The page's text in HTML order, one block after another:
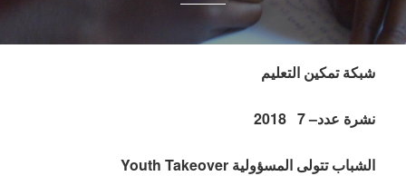
شبكة تمكين التعليم
نشرة عدد– 7
2018
الشباب تتولى المسؤوليةYouth Takeover